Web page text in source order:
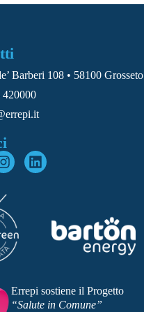
Barberi 108 • 58100 Grosseto
420000
Errepi sostiene il Progetto
“Salute in Comune”